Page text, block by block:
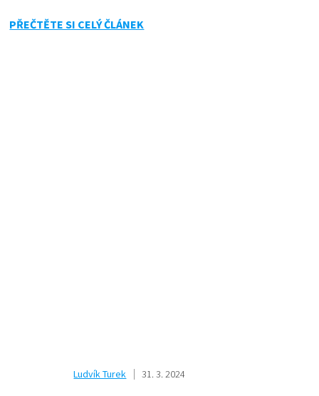
PŘEČTĚTE SI CELÝ ČLÁNEK
Ludvík Turek 31. 3. 2024